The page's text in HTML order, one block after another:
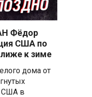
Фёдор
США по
к зиме
дома от
США в